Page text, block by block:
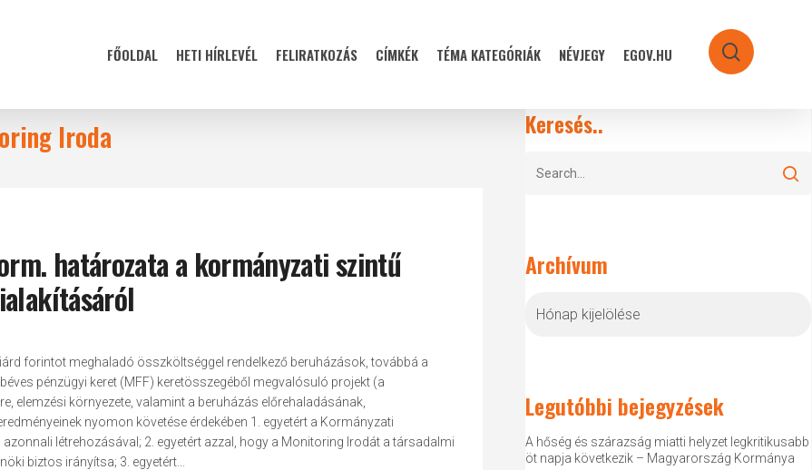
FŐOLDAL HETI HÍRLEVÉL FELIRATKOZÁS CÍMKÉK TÉMA KATEGÓRIÁK NÉVJEGY EGOV.HU search
Iroda
határozata a kormányzati szintű
forintot meghaladó összköltséggel rendelkező beruházások, továbbá a
pénzügyi keret (MFF) keretösszegéből megvalósuló projekt (a
elemzési környezete, valamint a beruházás előrehaladásának,
nyomon követése érdekében 1. egyetért a Kormányzati
létrehozásával; 2. egyetért azzal, hogy a Monitoring Irodát a társadalmi
biztos irányítsa; 3. egyetért...
Keresés..
Archívum
Legutóbbi bejegyzések
A hőség és szárazság miatti helyzet legkritikusabb
öt napja következik – Magyarország Kormánya